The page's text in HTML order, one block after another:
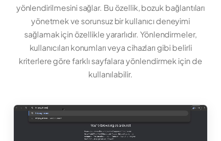
yönlendirilmesini sağlar. Bu özellik, bozuk bağlantıları
yönetmek ve sorunsuz bir kullanıcı deneyimi
sağlamak için özellikle yararlıdır. Yönlendirmeler,
kullanıcıları konumları veya cihazları gibi belirli
kriterlere göre farklı sayfalara yönlendirmek için de
kullanılabilir.